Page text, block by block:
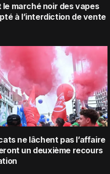
le marché noir des vapes
à l’interdiction de vente
ne lâchent pas l’affaire
un deuxième recours